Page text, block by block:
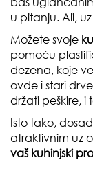
u pitanju. Ali,
Možete svoje
pomoću
dezena, koje
ovde i stari
držati peškire, i
Isto tako,
atraktivnim uz
vaš kuhinjski